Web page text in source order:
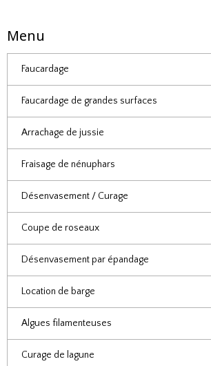
Menu
Faucardage
Faucardage de grandes surfaces
Arrachage de jussie
Fraisage de nénuphars
Désenvasement / Curage
Coupe de roseaux
Désenvasement par épandage
Location de barge
Algues filamenteuses
Curage de lagune